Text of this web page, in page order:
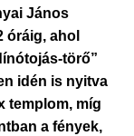
János
óráig, ahol
törő”
idén is nyitva
templom, míg
a fények,